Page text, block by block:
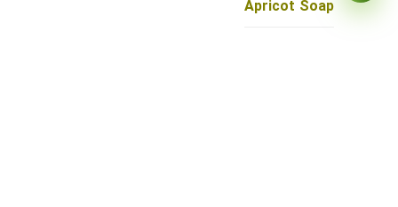
Apricot Soap